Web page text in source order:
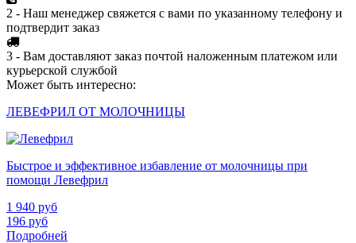
2 - Наш менеджер свяжется с вами по указанному телефону и
подтвердит заказ
3 - Вам доставляют заказ почтой наложенным платежом или
курьерской службой
Может быть интересно:
ЛЕВЕФРИЛ ОТ МОЛОЧНИЦЫ
Быстрое и эффективное избавление от молочницы при
помощи Левефрил
1 940 руб
196 руб
Подробней